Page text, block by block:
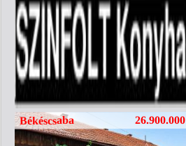
Békéscsaba 26.900.000